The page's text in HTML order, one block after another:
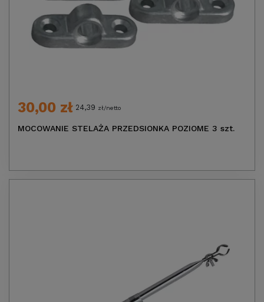
30,00 zł 24,39 zł/netto
MOCOWANIE STELAŻA PRZEDSIONKA POZIOME 3 szt.